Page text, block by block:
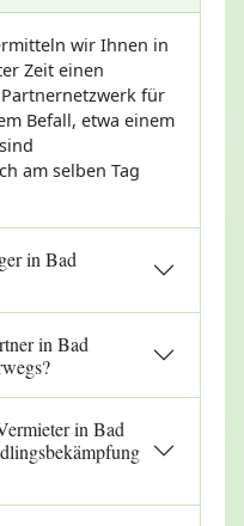
wir Ihnen in
Zeit einen
für
Befall, etwa einem
am selben Tag
in Bad
in Bad
in Bad